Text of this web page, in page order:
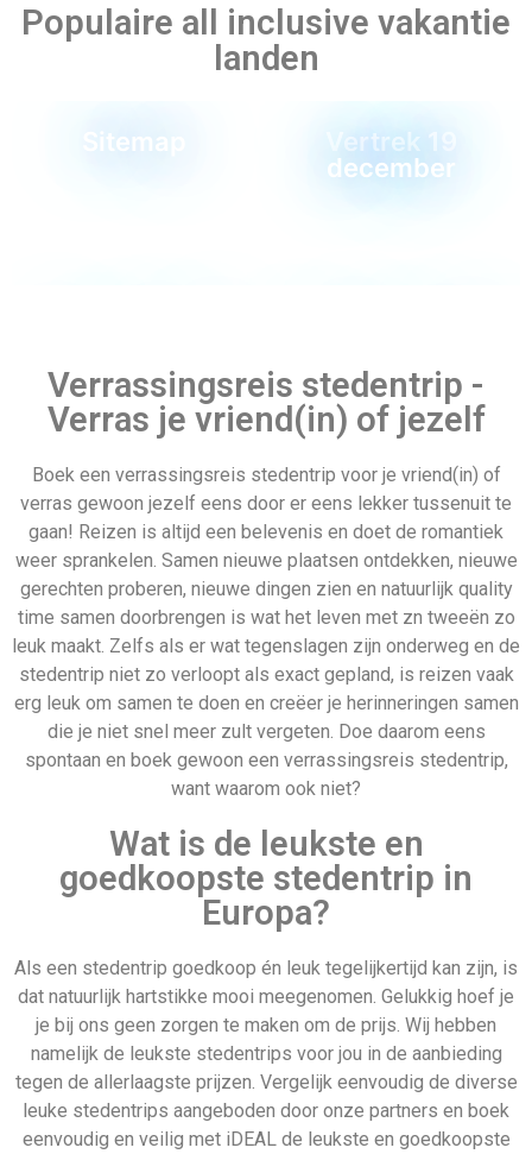
Populaire all inclusive vakantie
landen
Sitemap
Vertrek 19
december
Colombia Finland
Wandelvakantie
Verrassingsreis stedentrip -
Verras je vriend(in) of jezelf
Boek een verrassingsreis stedentrip voor je vriend(in) of
verras gewoon jezelf eens door er eens lekker tussenuit te
gaan! Reizen is altijd een belevenis en doet de romantiek
weer sprankelen. Samen nieuwe plaatsen ontdekken, nieuwe
gerechten proberen, nieuwe dingen zien en natuurlijk quality
time samen doorbrengen is wat het leven met zn tweeën zo
leuk maakt. Zelfs als er wat tegenslagen zijn onderweg en de
stedentrip niet zo verloopt als exact gepland, is reizen vaak
erg leuk om samen te doen en creëer je herinneringen samen
die je niet snel meer zult vergeten. Doe daarom eens
spontaan en boek gewoon een verrassingsreis stedentrip,
want waarom ook niet?
Wat is de leukste en
goedkoopste stedentrip in
Europa?
Als een stedentrip goedkoop én leuk tegelijkertijd kan zijn, is
dat natuurlijk hartstikke mooi meegenomen. Gelukkig hoef je
je bij ons geen zorgen te maken om de prijs. Wij hebben
namelijk de leukste stedentrips voor jou in de aanbieding
tegen de allerlaagste prijzen. Vergelijk eenvoudig de diverse
leuke stedentrips aangeboden door onze partners en boek
eenvoudig en veilig met iDEAL de leukste en goedkoopste